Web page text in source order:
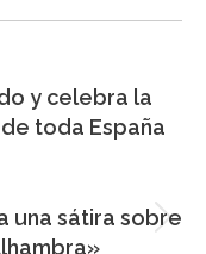
y celebra la
toda España
una sátira sobre